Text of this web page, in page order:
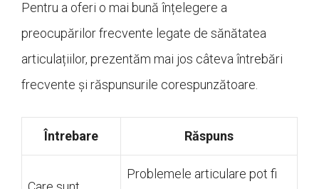
Pentru a oferi o mai bună înțelegere a
preocupărilor frecvente legate de sănătatea
articulațiilor, prezentăm mai jos câteva întrebări
frecvente și răspunsurile corespunzătoare.
Întrebare Răspuns
Problemele articulare pot fi